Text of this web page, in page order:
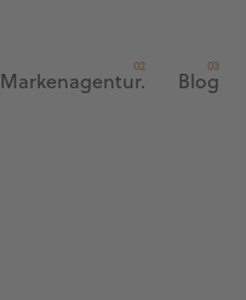
Markenagentur. Blog